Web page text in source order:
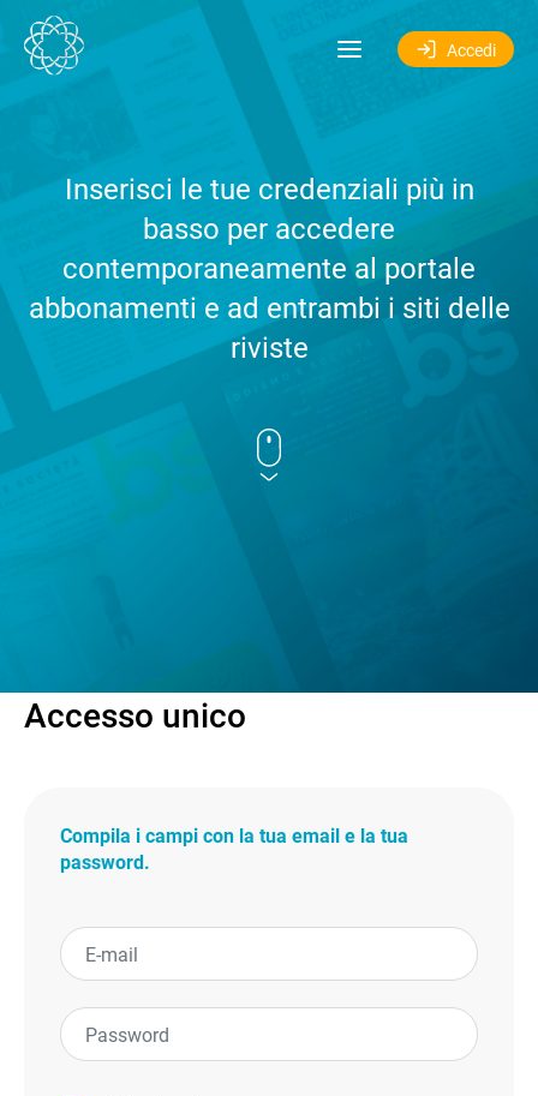
Salta al contenuto
Accedi
Inserisci le tue credenziali più in
basso per accedere
contemporaneamente al portale
abbonamenti e ad entrambi i siti delle
riviste
Accesso unico
Compila i campi con la tua email e la tua
password.